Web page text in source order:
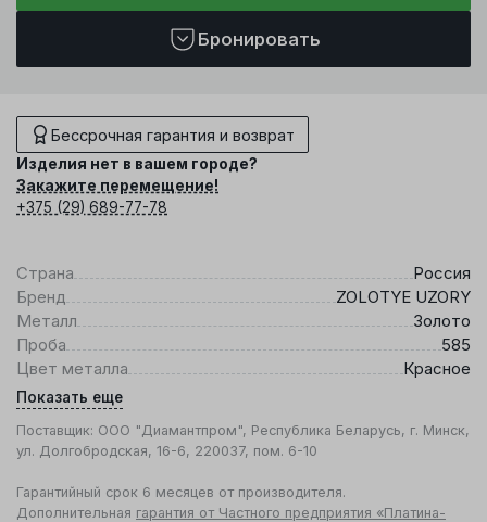
Бронировать
Бессрочная гарантия и возврат
Изделия нет в вашем городе?
Закажите перемещение!
+375 (29) 689-77-78
Страна
Россия
Бренд
ZOLOTYE UZORY
Металл
Золото
Проба
585
Цвет металла
Красное
Показать еще
Поставщик: ООО "Диамантпром", Республика Беларусь, г. Минск,
ул. Долгобродская, 16-6, 220037, пом. 6-10
Гарантийный срок 6 месяцев от производителя.
Дополнительная гарантия от Частного предприятия «Платина-